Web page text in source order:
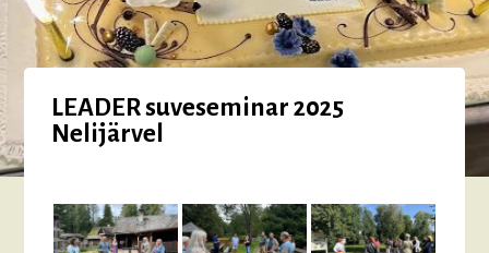
LEADER suveseminar 2025
Nelijärvel